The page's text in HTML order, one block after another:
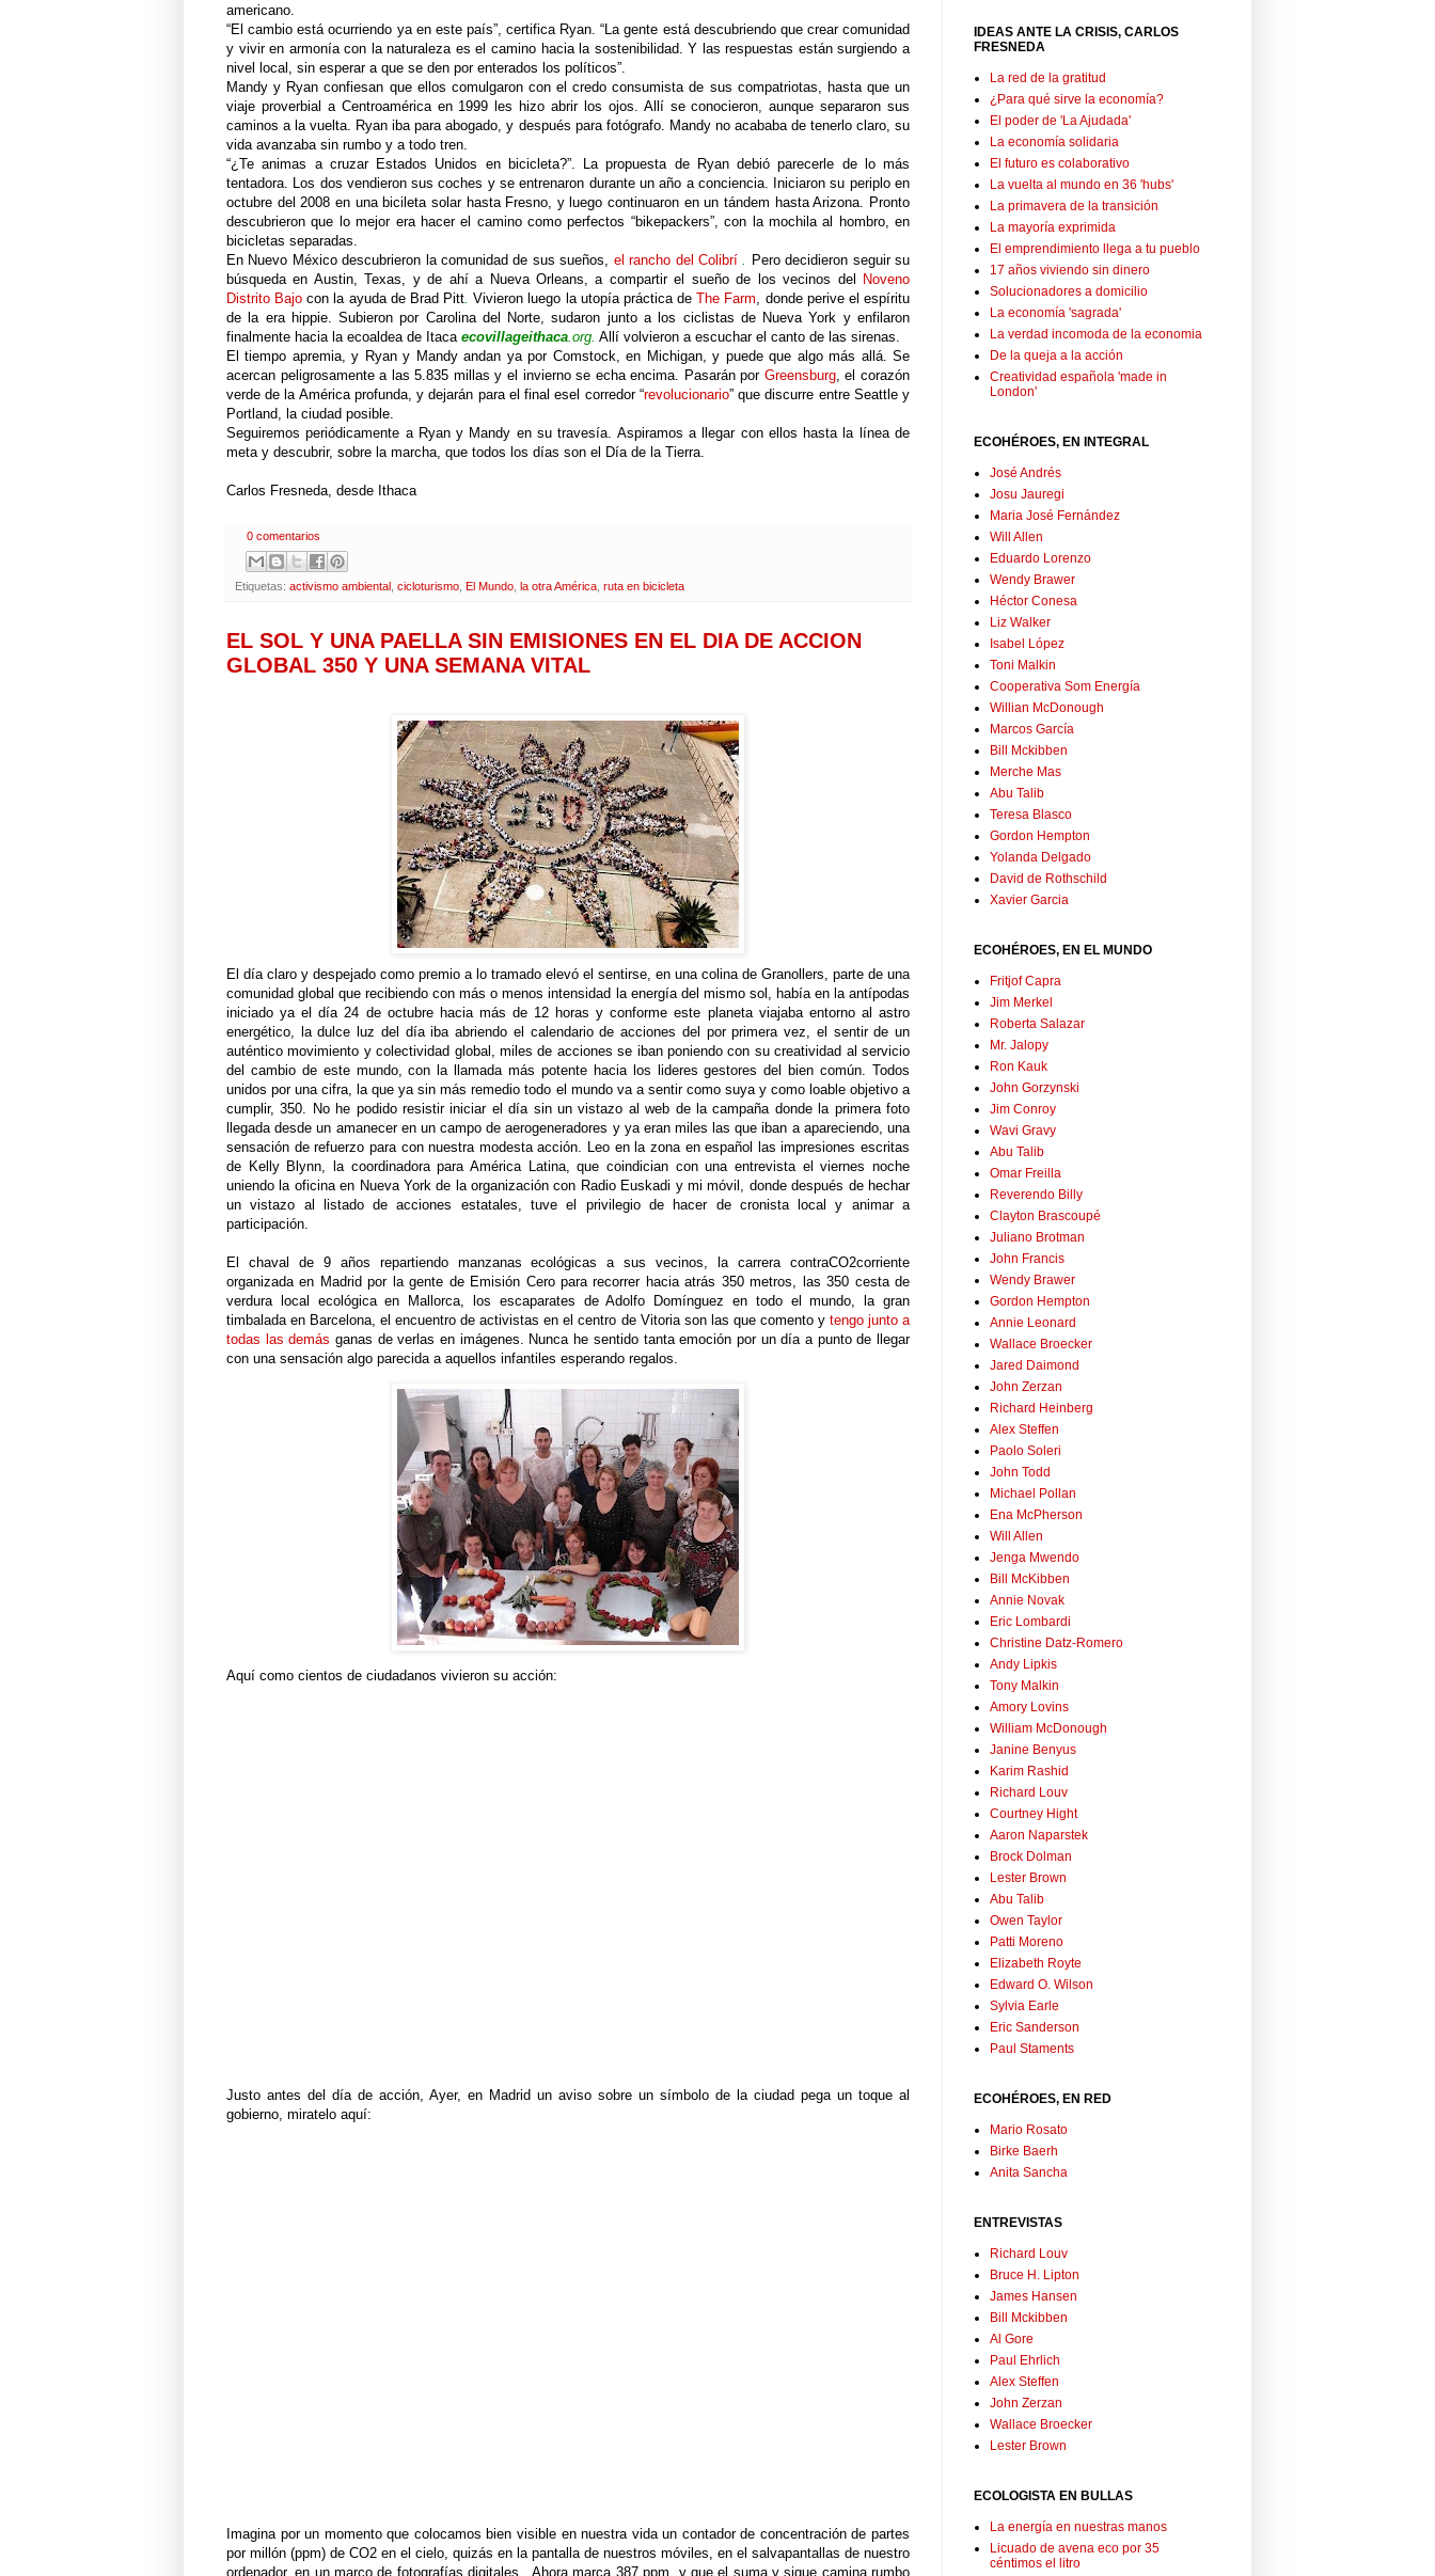
americano.
“El cambio está ocurriendo ya en este país”, certifica Ryan. “La gente está descubriendo que crear comunidad
y vivir en armonía con la naturaleza es el camino hacia la sostenibilidad. Y las respuestas están surgiendo a
nivel local, sin esperar a que se den por enterados los políticos”.
Mandy y Ryan confiesan que ellos comulgaron con el credo consumista de sus compatriotas, hasta que un
viaje proverbial a Centroamérica en 1999 les hizo abrir los ojos. Allí se conocieron, aunque separaron sus
caminos a la vuelta. Ryan iba para abogado, y después para fotógrafo. Mandy no acababa de tenerlo claro, su
vida avanzaba sin rumbo y a todo tren.
“¿Te animas a cruzar Estados Unidos en bicicleta?”. La propuesta de Ryan debió parecerle de lo más
tentadora. Los dos vendieron sus coches y se entrenaron durante un año a conciencia. Iniciaron su periplo en
octubre del 2008 en una bicileta solar hasta Fresno, y luego continuaron en un tándem hasta Arizona. Pronto
descubrieron que lo mejor era hacer el camino como perfectos “bikepackers”, con la mochila al hombro, en
bicicletas separadas.
En Nuevo México descubrieron la comunidad de sus sueños, el rancho del Colibrí
Pero decidieron seguir su
búsqueda en Austin, Texas, y de ahí a Nueva Orleans, a compartir el sueño de los vecinos del Noveno
Distrito Bajo con la ayuda de Brad Pitt Vivieron luego la utopía práctica deThe Farm , donde perive el espíritu
de la era hippie. Subieron por Carolina del Norte, sudaron junto a los ciclistas de Nueva York y enfilaron
finalmente hacia la ecoaldea de Itaca ecovillageithaca .org. Allí volvieron a escuchar el canto de las sirenas.
El tiempo apremia, y Ryan y Mandy andan ya por Comstock, en Michigan, y puede que algo más allá. Se
acercan peligrosamente a las 5.835 millas y el invierno se echa encima. Pasarán por Greensburg, el corazón
verde de la América profunda, y dejarán para el final esel corredor “revolucionario” que discurre entre Seattle y
Portland , la ciudad posible.
Seguiremos periódicamente a Ryan y Mandy en su travesía. Aspiramos a llegar con ellos hasta la línea de
meta y descubrir, sobre la marcha, que todos los días son el Día de la Tierra.
Carlos Fresneda, desde Ithaca
0 comentarios
Etiquetas: activismo ambiental cicloturismo El Mundo la otra América ruta en bicicleta
EL SOL Y UNA PAELLA SIN EMISIONES EN EL DIA DE ACCION
GLOBAL 350 Y UNA SEMANA VITAL
El día claro y despejado como premio a lo tramado elevó el sentirse, en una colina de Granollers, parte de una
comunidad global que recibiendo con más o menos intensidad la energía del mismo sol, había en la antípodas
iniciado ya el día 24 de octubre hacia más de 12 horas y conforme este planeta viajaba entorno al astro
energético, la dulce luz del día iba abriendo el calendario de acciones del por primera vez, el sentir de un
auténtico movimiento y colectividad global, miles de acciones se iban poniendo con su creatividad al servicio
del cambio de este mundo, con la llamada más potente hacia los lideres gestores del bien común. Todos
unidos por una cifra, la que ya sin más remedio todo el mundo va a sentir como suya y como loable objetivo a
cumplir, 350. No he podido resistir iniciar el día sin un vistazo al web de la campaña donde la primera foto
llegada desde un amanecer en un campo de aerogeneradores y ya eran miles las que iban a apareciendo, una
sensación de refuerzo para con nuestra modesta acción. Leo en la zona en español las impresiones escritas
de Kelly Blynn, la coordinadora para América Latina, que coindician con una entrevista el viernes noche
uniendo la oficina en Nueva York de la organización con Radio Euskadi y mi móvil, donde después de hechar
un vistazo al listado de acciones estatales, tuve el privilegio de hacer de cronista local y animar a
participación.
El chaval de 9 años repartiendo manzanas ecológicas a sus vecinos, la carrera contraCO2corriente
organizada en Madrid por la gente de Emisión Cero para recorrer hacia atrás 350 metros, las 350 cesta de
verdura local ecológica en Mallorca, los escaparates de Adolfo Domínguez en todo el mundo, la gran
timbalada en Barcelona, el encuentro de activistas en el centro de Vitoria son las que comento y tengo junto a
todas las demás ganas de verlas en imágenes. Nunca he sentido tanta emoción por un día a punto de llegar
con una sensación algo parecida a aquellos infantiles esperando regalos.
Aquí como cientos de ciudadanos vivieron su acción:
Justo antes del día de acción, Ayer, en Madrid un aviso sobre un símbolo de la ciudad pega un toque al
gobierno, miratelo aquí:
Imagina por un momento que colocamos bien visible en nuestra vida un contador de concentración de partes
por millón (ppm) de CO2 en el cielo, quizás en la pantalla de nuestros móviles, en el salvapantallas de nuestro
ordenador, en un marco de fotografías digitales...Ahora marca 387 ppm, y que el suma y sigue camina rumbo
IDEAS ANTE LA CRISIS, CARLOS
FRESNEDA
La red de la gratitud
¿Para qué sirve la economía?
El poder de 'La Ajudada'
La economía solidaria
El futuro es colaborativo
La vuelta al mundo en 36 'hubs'
La primavera de la transición
La mayoría exprimida
El emprendimiento llega a tu pueblo
17 años viviendo sin dinero
Solucionadores a domicilio
La economía 'sagrada'
La verdad incomoda de la economia
De la queja a la acción
Creatividad española 'made in
London'
ECOHÉROES, EN INTEGRAL
José Andrés
Josu Jauregi
Maria José Fernández
Will Allen
Eduardo Lorenzo
Wendy Brawer
Héctor Conesa
Liz Walker
Isabel López
Toni Malkin
Cooperativa Som Energía
Willian McDonough
Marcos García
Bill Mckibben
Merche Mas
Abu Talib
Teresa Blasco
Gordon Hempton
Yolanda Delgado
David de Rothschild
Xavier Garcia
ECOHÉROES, EN EL MUNDO
Fritjof Capra
Jim Merkel
Roberta Salazar
Mr. Jalopy
Ron Kauk
John Gorzynski
Jim Conroy
Wavi Gravy
Abu Talib
Omar Freilla
Reverendo Billy
Clayton Brascoupé
Juliano Brotman
John Francis
Wendy Brawer
Gordon Hempton
Annie Leonard
Wallace Broecker
Jared Daimond
John Zerzan
Richard Heinberg
Alex Steffen
Paolo Soleri
John Todd
Michael Pollan
Ena McPherson
Will Allen
Jenga Mwendo
Bill McKibben
Annie Novak
Eric Lombardi
Christine Datz-Romero
Andy Lipkis
Tony Malkin
Amory Lovins
William McDonough
Janine Benyus
Karim Rashid
Richard Louv
Courtney Hight
Aaron Naparstek
Brock Dolman
Lester Brown
Abu Talib
Owen Taylor
Patti Moreno
Elizabeth Royte
Edward O. Wilson
Sylvia Earle
Eric Sanderson
Paul Staments
ECOHÉROES, EN RED
Mario Rosato
Birke Baerh
Anita Sancha
ENTREVISTAS
Richard Louv
Bruce H. Lipton
James Hansen
Bill Mckibben
Al Gore
Paul Ehrlich
Alex Steffen
John Zerzan
Wallace Broecker
Lester Brown
ECOLOGISTA EN BULLAS
La energía en nuestras manos
Licuado de avena eco por 35
céntimos el litro